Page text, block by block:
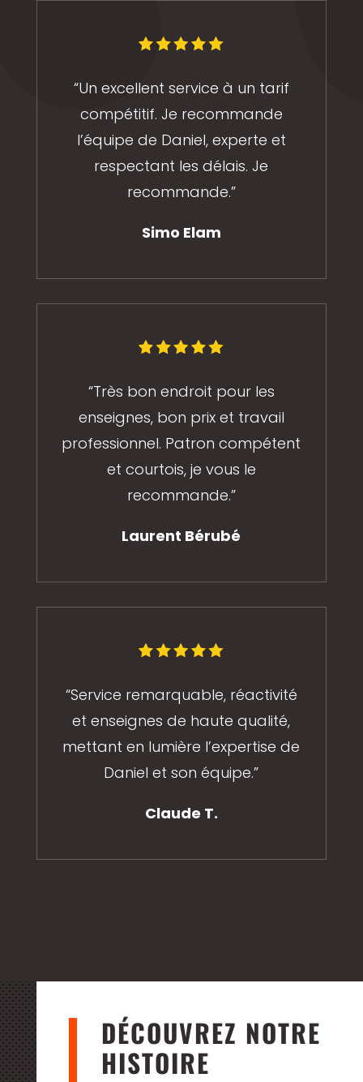
“Un excellent service à un tarif
compétitif. Je recommande
l’équipe de Daniel, experte et
respectant les délais. Je
recommande.”
Simo Elam
“Très bon endroit pour les
enseignes, bon prix et travail
professionnel. Patron compétent
et courtois, je vous le
recommande.”
Laurent Bérubé
“Service remarquable, réactivité
et enseignes de haute qualité,
mettant en lumière l’expertise de
Daniel et son équipe.”
Claude T.
DÉCOUVREZ NOTRE
HISTOIRE